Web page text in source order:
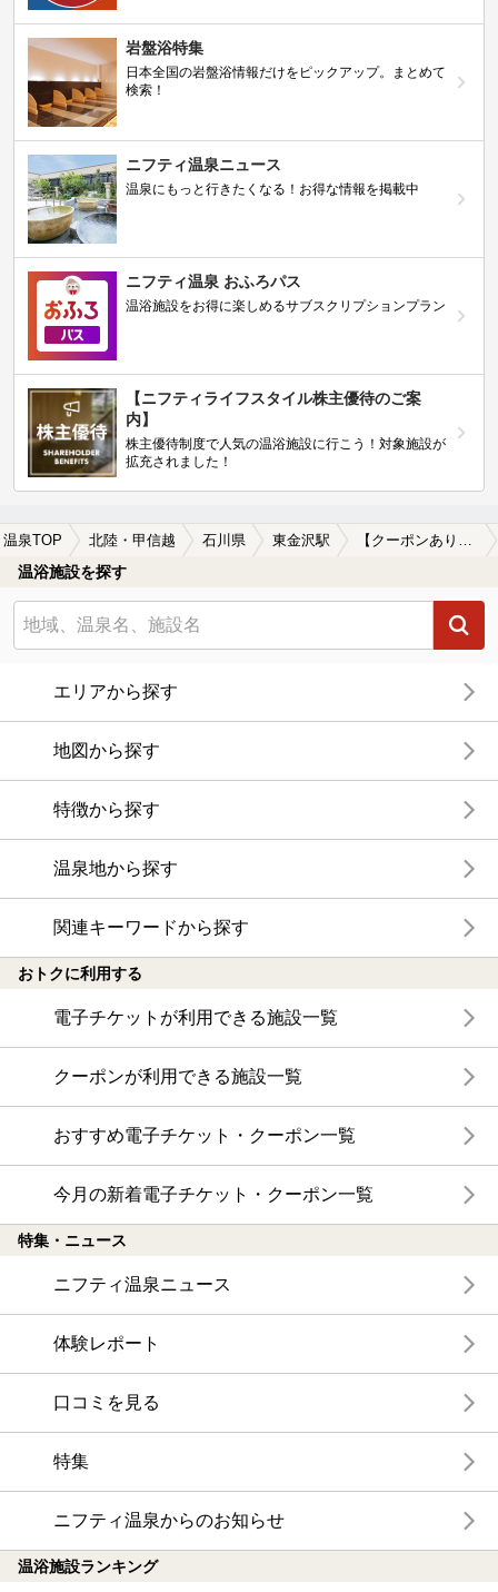
岩盤浴特集
日本全国の岩盤浴情報だけをピックアップ。まとめて
検索！
ニフティ温泉ニュース
温泉にもっと行きたくなる！お得な情報を掲載中
ニフティ温泉 おふろパス
温浴施設をお得に楽しめるサブスクリプションプラン
【ニフティライフスタイル株主優待のご案
内】
株主優待制度で人気の温浴施設に行こう！対象施設が
拡充されました！
温泉TOP 北陸・甲信越 石川県 東金沢駅 【クーポンあり】女子旅・女子会におすすめの東金沢駅近くの温泉、日帰り温泉、スーパー銭湯おすすめ
温浴施設を探す
エリアから探す
地図から探す
特徴から探す
温泉地から探す
関連キーワードから探す
おトクに利用する
電子チケットが利用できる施設一覧
クーポンが利用できる施設一覧
おすすめ電子チケット・クーポン一覧
今月の新着電子チケット・クーポン一覧
特集・ニュース
ニフティ温泉ニュース
体験レポート
口コミを見る
特集
ニフティ温泉からのお知らせ
温浴施設ランキング